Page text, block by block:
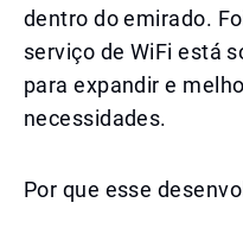
dentro do emirado.
serviço de WiFi está
para expandir e
necessidades.
Por que esse